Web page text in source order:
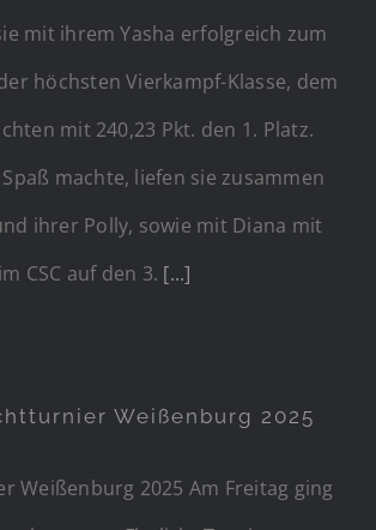
mit ihrem Yasha erfolgreich zum
höchsten Vierkampf-Klasse, dem
mit 240,23 Pkt. den 1. Platz.
machte, liefen sie zusammen
ihrer Polly, sowie mit Diana mit
CSC auf den 3. [...]
Weißenburg 2025
Weißenburg 2025 Am Freitag ging